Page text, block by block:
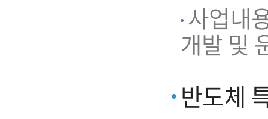
사업내
개발 및
반도체